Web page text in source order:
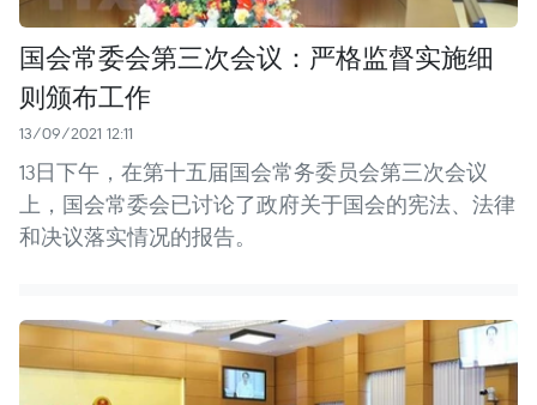
国会常委会第三次会议：严格监督实施细
则颁布工作
13/09/2021 12:11
13日下午，在第十五届国会常务委员会第三次会议
上，国会常委会已讨论了政府关于国会的宪法、法律
和决议落实情况的报告。